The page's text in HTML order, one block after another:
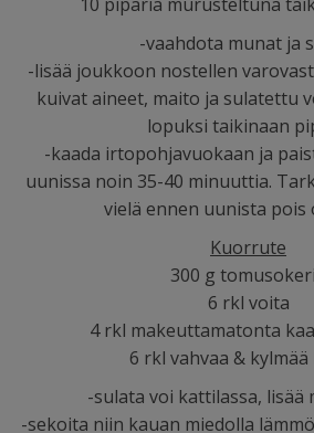
-vaahdota munat ja
-lisää joukkoon nostellen
kuivat aineet, maito ja sulatettu
lopuksi taikinaan
-kaada irtopohjavuokaan ja
uunissa noin 35-40 minuuttia.
vielä ennen uunista pois
Kuorrute
300 g
6 rkl voita
4 rkl makeuttamatonta
6 rkl vahvaa & kylmää
-sulata voi kattilassa, lisää
-sekoita niin kauan miedolla